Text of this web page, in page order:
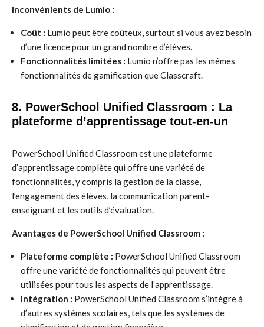
Inconvénients de Lumio :
Coût : Lumio peut être coûteux, surtout si vous avez besoin
d’une licence pour un grand nombre d’élèves.
Fonctionnalités limitées : Lumio n’offre pas les mêmes
fonctionnalités de gamification que Classcraft.
8. PowerSchool Unified Classroom : La
plateforme d’apprentissage tout-en-un
PowerSchool Unified Classroom est une plateforme
d’apprentissage complète qui offre une variété de
fonctionnalités, y compris la gestion de la classe,
l’engagement des élèves, la communication parent-
enseignant et les outils d’évaluation.
Avantages de PowerSchool Unified Classroom :
Plateforme complète : PowerSchool Unified Classroom
offre une variété de fonctionnalités qui peuvent être
utilisées pour tous les aspects de l’apprentissage.
Intégration : PowerSchool Unified Classroom s’intègre à
d’autres systèmes scolaires, tels que les systèmes de